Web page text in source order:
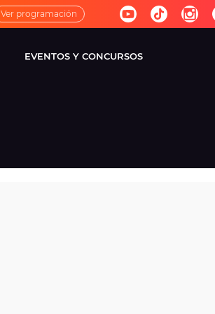
Ver programación
EVENTOS Y CONCURSOS